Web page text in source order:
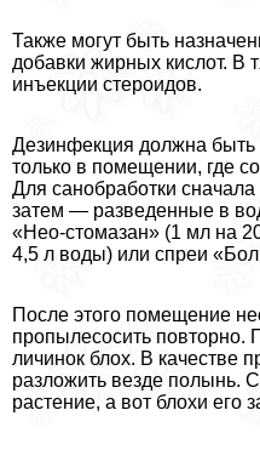
Также могут быть
добавки жирных кислот. В
инъекции стероидов.
Дезинфекция должна
только в помещении, где
Для санобработки
затем — разведенные в
«Нео-стомазан» (1 мл на
4,5 л воды) или спреи
После этого помещение
пропылесосить повторно.
личинок блох. В качестве
разложить везде полынь.
растение, а вот блохи его